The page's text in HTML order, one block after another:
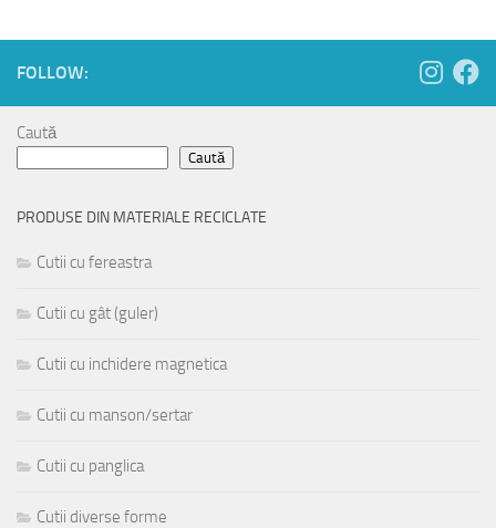
FOLLOW:
Caută
Caută
PRODUSE DIN MATERIALE RECICLATE
Cutii cu fereastra
Cutii cu gât (guler)
Cutii cu inchidere magnetica
Cutii cu manson/sertar
Cutii cu panglica
Cutii diverse forme